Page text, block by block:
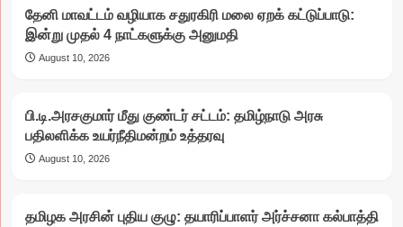
தேனி மாவட்டம் வழியாக சதுரகிரி மலை ஏறக் கட்டுப்பாடு:
இன்று முதல் 4 நாட்களுக்கு அனுமதி
August 10, 2026
பி.டி.அரசகுமார் மீது குண்டர் சட்டம்: தமிழ்நாடு அரசு
பதிலளிக்க உயர்நீதிமன்றம் உத்தரவு
August 10, 2026
தமிழக அரசின் புதிய குழு: தயாரிப்பாளர் அர்ச்சனா கல்பாத்தி